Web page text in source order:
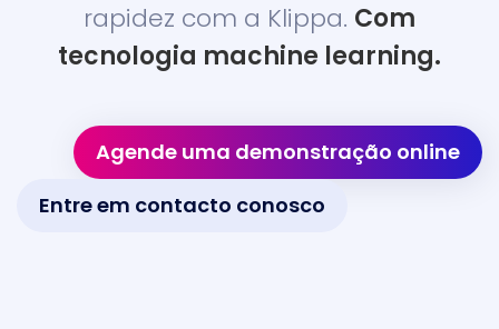
rapidez com a Klippa. Com
tecnologia machine learning.
Agende uma demonstração online
Entre em contacto conosco